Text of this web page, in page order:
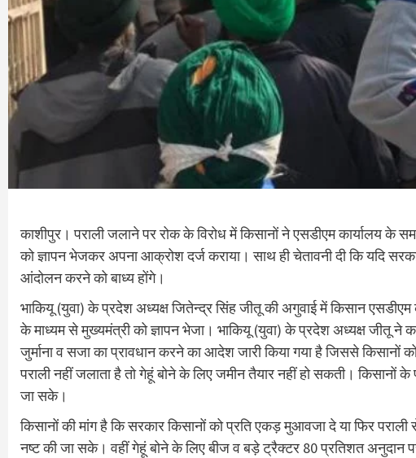
काशीपुर। पराली जलाने पर रोक के विरोध में किसानों ने एसडीएम कार्यालय के
को ज्ञापन भेजकर अपना आक्रोश दर्ज कराया। साथ ही चेतावनी दी कि यदि
आंदोलन करने को बाध्य होंगे।
भाकियू (युवा) के प्रदेश अध्यक्ष जितेन्द्र सिंह जीतू की अगुवाई में किसान
के माध्यम से मुख्यमंत्री को ज्ञापन भेजा। भाकियू (युवा) के प्रदेश अध्यक्ष जीतू
जुर्माना व सजा का प्रावधान करने का आदेश जारी किया गया है जिससे
पराली नहीं जलाता है तो गेहूं बोने के लिए जमीन तैयार नहीं हो सकती। किसानों
जा सके।
किसानों की मांग है कि सरकार किसानों को प्रति एकड़ मुआवजा दे या फिर
नष्ट की जा सके। वहीं गेहूं बोने के लिए बीज व बड़े ट्रैक्टर 80 प्रतिशत अनुदान